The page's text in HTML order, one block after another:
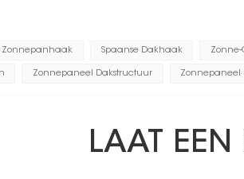
Zonnepanhaak Spaanse Dakhaak
Zonnepaneel Dakstructuur Zonnepaneel
LAAT EEN